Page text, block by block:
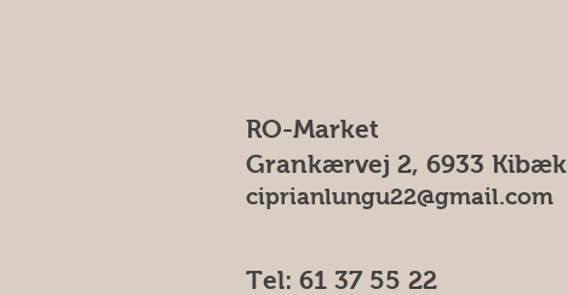
RO-Market
Grankærvej 2, 6933 Kibæk
ciprianlungu22@gmail.com
Tel: 61 37 55 22